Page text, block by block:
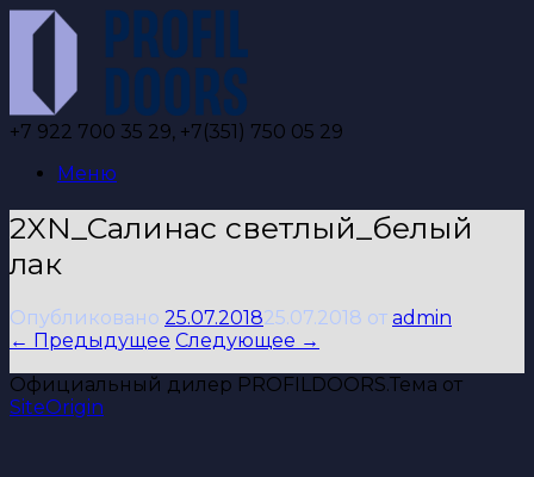
Перейти
содержанию
+7 922 700 35 29, +7(351) 750 05 29
Меню
2XN_Салинас светлый_белый
лак
Опубликовано 25.07.201825.07.2018 от admin
← Предыдущее Следующее →
Официальный дилер PROFILDOORS.Тема от
SiteOrigin